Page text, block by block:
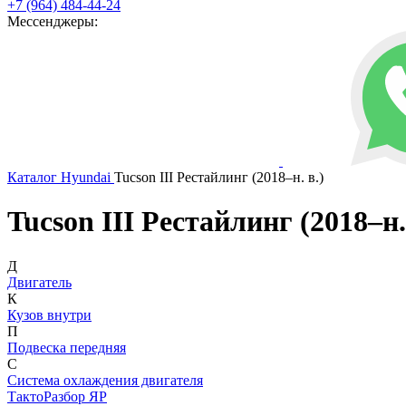
+7 (964) 484-44-24
Мессенджеры:
Каталог Hyundai Tucson III Рестайлинг (2018–н. в.)
Tucson III Рестайлинг
Д
Двигатель
К
Кузов внутри
П
Подвеска передняя
С
Система охлаждения двигателя
ТактоРазбор ЯР